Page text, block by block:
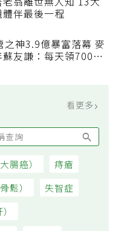
老翁離世無人知 13犬
體伴最後一程
之神3.9億暴富落幕 麥
蘇友謙：每天領700元
腸癌） 痔瘡
鬆） 失智症
）